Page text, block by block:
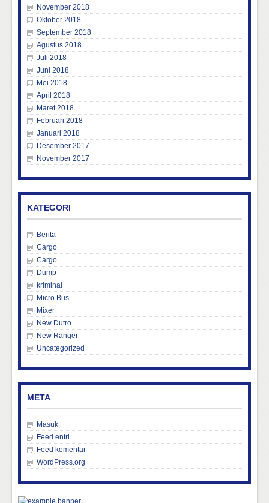
November 2018
Oktober 2018
September 2018
Agustus 2018
Juli 2018
Juni 2018
Mei 2018
April 2018
Maret 2018
Februari 2018
Januari 2018
Desember 2017
November 2017
KATEGORI
Berita
Cargo
Cargo
Dump
kriminal
Micro Bus
Mixer
New Dutro
New Ranger
Uncategorized
META
Masuk
Feed entri
Feed komentar
WordPress.org